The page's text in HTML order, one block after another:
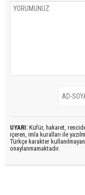
UYARI: Küfür, hakaret,
içeren, imla kuralları ile
Türkçe karakter
onaylanmamaktadır.